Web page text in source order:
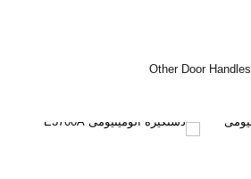
Other Door Handles